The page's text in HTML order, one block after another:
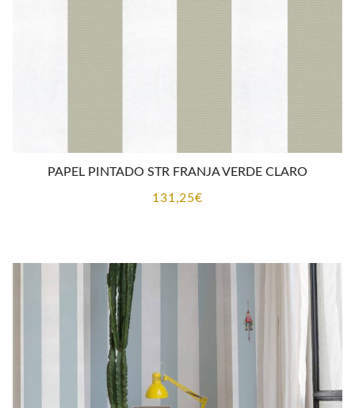
PAPEL PINTADO STR FRANJA VERDE CLARO
131,25€